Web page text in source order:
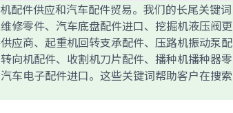
配件供应和汽车配件贸易。我们的长尾关键词
修零件、汽车底盘配件进口、挖掘机液压阀更
应商、起重机回转支承配件、压路机振动泵配
向机配件、收割机刀片配件、播种机播种器零
车电子配件进口。这些关键词帮助客户在搜索